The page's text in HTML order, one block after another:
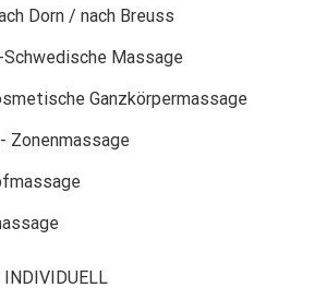
Dorn / nach Breuss
Massage
Ganzkörpermassage
Zonenmassage